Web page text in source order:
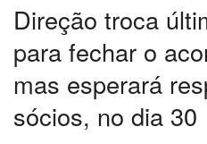
Direção troca
para fechar o
mas esperará
sócios, no dia 30